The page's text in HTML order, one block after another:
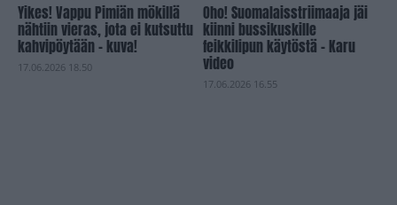
Yikes! Vappu Pimiän mökillä
nähtiin vieras, jota ei kutsuttu
kahvipöytään – kuva!
17.06.2026 18.50
Oho! Suomalaisstriimaaja jäi
kiinni bussikuskille
feikkilipun käytöstä – Karu
video
17.06.2026 16.55